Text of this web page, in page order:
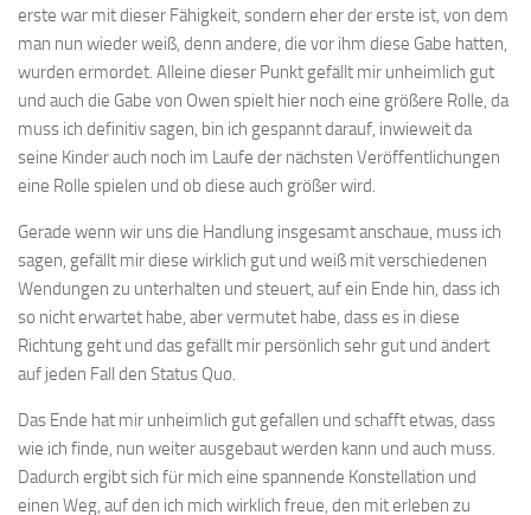
erste war mit dieser Fähigkeit, sondern eher der erste ist, von dem
man nun wieder weiß, denn andere, die vor ihm diese Gabe hatten,
wurden ermordet. Alleine dieser Punkt gefällt mir unheimlich gut
und auch die Gabe von Owen spielt hier noch eine größere Rolle, da
muss ich definitiv sagen, bin ich gespannt darauf, inwieweit da
seine Kinder auch noch im Laufe der nächsten Veröffentlichungen
eine Rolle spielen und ob diese auch größer wird.
Gerade wenn wir uns die Handlung insgesamt anschaue, muss ich
sagen, gefällt mir diese wirklich gut und weiß mit verschiedenen
Wendungen zu unterhalten und steuert, auf ein Ende hin, dass ich
so nicht erwartet habe, aber vermutet habe, dass es in diese
Richtung geht und das gefällt mir persönlich sehr gut und ändert
auf jeden Fall den Status Quo.
Das Ende hat mir unheimlich gut gefallen und schafft etwas, dass
wie ich finde, nun weiter ausgebaut werden kann und auch muss.
Dadurch ergibt sich für mich eine spannende Konstellation und
einen Weg, auf den ich mich wirklich freue, den mit erleben zu